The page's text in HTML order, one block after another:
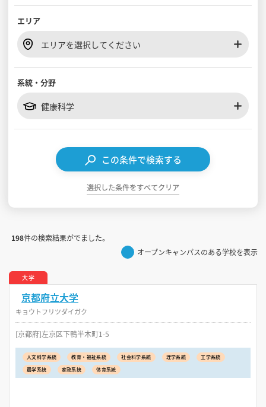
見学会WEB手引書
エリア
エリアを選択してください
系統・分野
健康科学
この条件で検索する
選択した条件をすべてクリア
198件の検索結果がでました。
オープンキャンパスのある学校を表示
大学
京都府立大学
キョウトフリツダイガク
[京都府]左京区下鴨半木町1-5
人文科学系統 教育・福祉系統 社会科学系統 理学系統
工学系統
農学系統
家政系統 体育系統